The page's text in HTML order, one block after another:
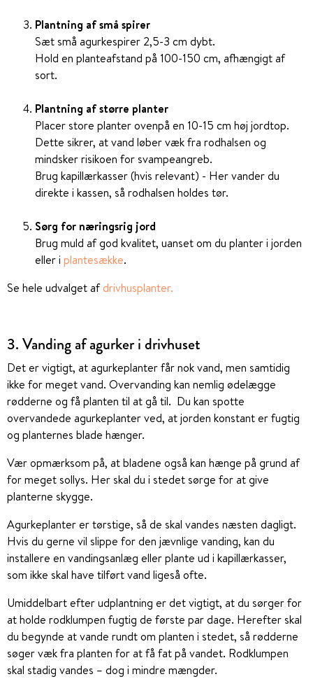
Plantning af små spirer
Sæt små agurkespirer 2,5-3 cm dybt.
Hold en planteafstand på 100-150 cm, afhængigt af
sort.
Plantning af større planter
Placer store planter ovenpå en 10-15 cm høj jordtop.
Dette sikrer, at vand løber væk fra rodhalsen og
mindsker risikoen for svampeangreb.
Brug kapillærkasser (hvis relevant) - Her vander du
direkte i kassen, så rodhalsen holdes tør.
Sørg for næringsrig jord
Brug muld af god kvalitet, uanset om du planter i jorden
eller i plantesække.
Se hele udvalget afdrivhusplanter.
3. Vanding af agurker i drivhuset
Det er vigtigt, at agurkeplanter får nok vand, men samtidig
ikke for meget vand. Overvanding kan nemlig ødelægge
rødderne og få planten til at gå til. Du kan spotte
overvandede agurkeplanter ved, at jorden konstant er fugtig
og planternes blade hænger.
Vær opmærksom på, at bladene også kan hænge på grund af
for meget sollys. Her skal du i stedet sørge for at give
planterne skygge.
Agurkeplanter er tørstige, så de skal vandes næsten dagligt.
Hvis du gerne vil slippe for den jævnlige vanding, kan du
installere en vandingsanlæg eller plante ud i kapillærkasser,
som ikke skal have tilført vand ligeså ofte.
Umiddelbart efter udplantning er det vigtigt, at du sørger for
at holde rodklumpen fugtig de første par dage. Herefter skal
du begynde at vande rundt om planten i stedet, så rødderne
søger væk fra planten for at få fat på vandet. Rodklumpen
skal stadig vandes – dog i mindre mængder.